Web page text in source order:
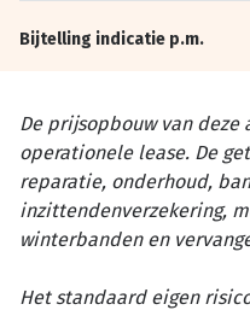
Bijtelling indicatie p.m.
De prijsopbouw van
operationele lease. De
reparatie, onderhoud,
inzittendenverzekering,
winterbanden en
Het standaard eigen